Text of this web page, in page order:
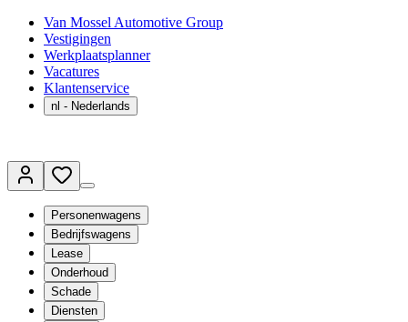
Van Mossel Automotive Group
Vestigingen
Werkplaatsplanner
Vacatures
Klantenservice
nl - Nederlands
Personenwagens
Bedrijfswagens
Lease
Onderhoud
Schade
Diensten